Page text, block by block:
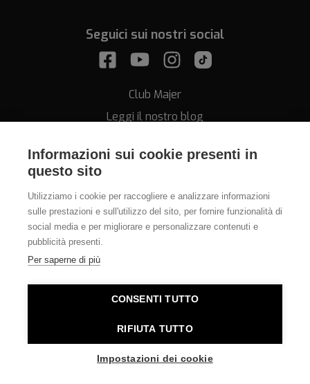
Informazioni sui cookie presenti in
questo sito
Utilizziamo i cookie per raccogliere e analizzare informazioni
sulle prestazioni e sull'utilizzo del sito, per fornire funzionalità di
social media e per migliorare e personalizzare contenuti e
pubblicità presenti.
Per saperne di più
CONSENTI TUTTO
RIFIUTA TUTTO
Impostazioni dei cookie
Seguici sui nostri social
Club Majer
Leggi il nostro blog
Assistenza
info@orologeriamajer.it
Orologeria Majer di Alessi Speranza & C. s.n.c. - P.IVA